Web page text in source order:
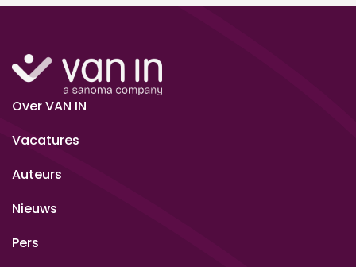
Over VAN IN
Vacatures
Auteurs
Nieuws
Pers